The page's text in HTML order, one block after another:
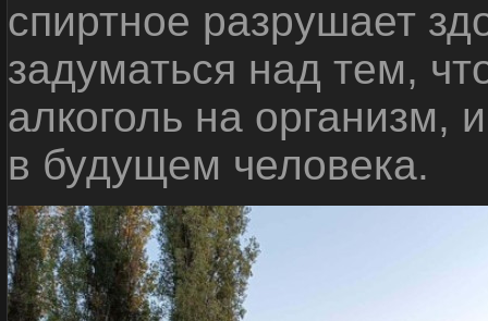
спиртное разрушает
задуматься над тем,
алкоголь на организм,
в будущем человека.